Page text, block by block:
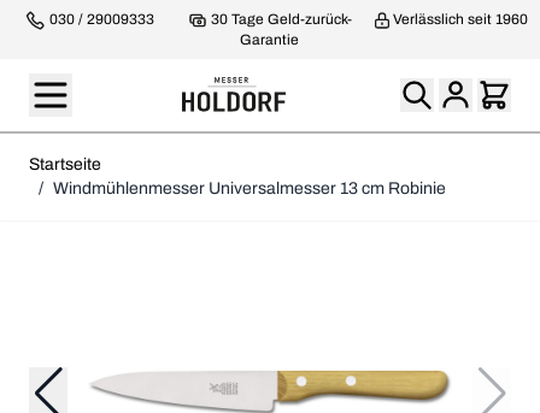
030 / 29009333
30 Tage Geld-zurück-
Garantie
Verlässlich seit 1960
Startseite
/ Windmühlenmesser Universalmesser 13 cm Robinie